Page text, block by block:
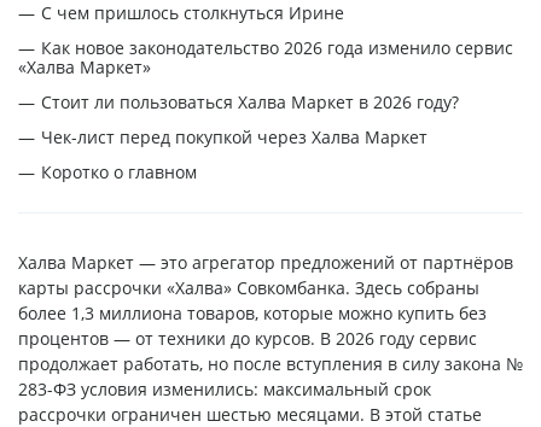
С чем пришлось столкнуться Ирине
Как новое законодательство 2026 года изменило сервис
«Халва Маркет»
Стоит ли пользоваться Халва Маркет в 2026 году?
Чек-лист перед покупкой через Халва Маркет
Коротко о главном
Халва Маркет — это агрегатор предложений от партнёров
карты рассрочки «Халва» Совкомбанка. Здесь собраны
более 1,3 миллиона товаров, которые можно купить без
процентов — от техники до курсов. В 2026 году сервис
продолжает работать, но после вступления в силу закона №
283-ФЗ условия изменились: максимальный срок
рассрочки ограничен шестью месяцами. В этой статье